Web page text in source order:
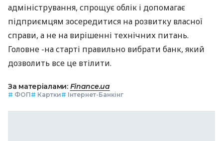
адміністрування, спрощує облік і допомагає
підприємцям зосередитися на розвитку власної
справи, а не на вирішенні технічних питань.
Головне -на старті правильно вибрати банк, який
дозволить все це втілити.
За матеріалами: Finance.ua
# ФОП# Картки# Інтернет-Банкінг